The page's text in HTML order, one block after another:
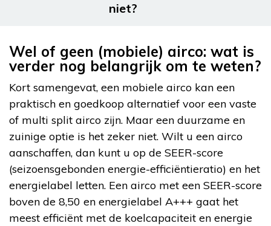
niet?
Wel of geen (mobiele) airco: wat is
verder nog belangrijk om te weten?
Kort samengevat, een mobiele airco kan een
praktisch en goedkoop alternatief voor een vaste
of multi split airco zijn. Maar een duurzame en
zuinige optie is het zeker niet. Wilt u een airco
aanschaffen, dan kunt u op de SEER-score
(seizoensgebonden energie-efficiëntieratio) en het
energielabel letten. Een airco met een SEER-score
boven de 8,50 en energielabel A+++ gaat het
meest efficiënt met de koelcapaciteit en energie